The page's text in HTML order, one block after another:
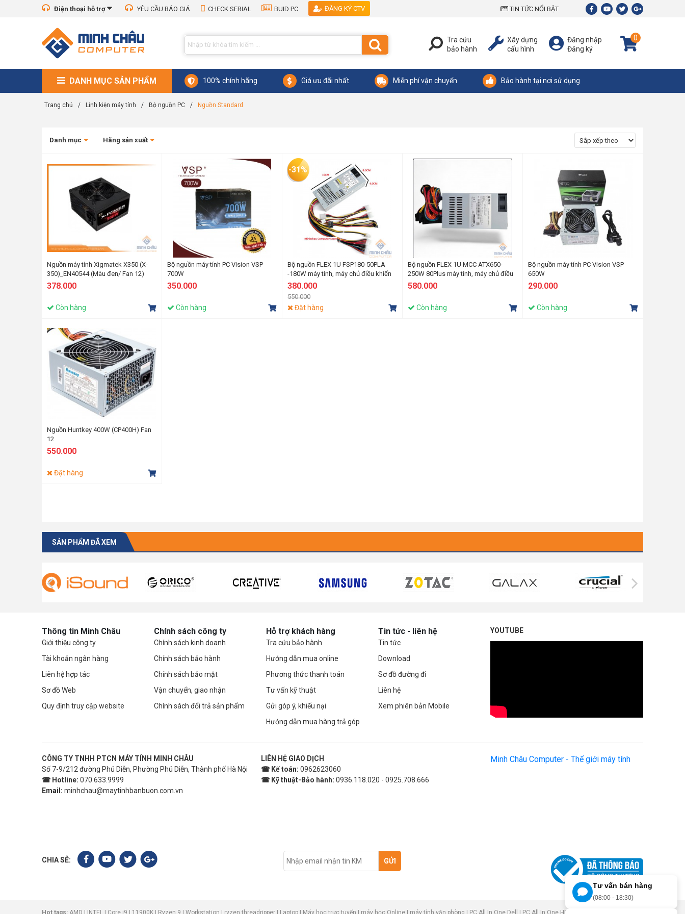
Điện thoại hỗ trợ YÊU CẦU BÁO GIÁ CHECK SERIAL BUID PC ĐĂNG KÝ CTV TIN TỨC NỔI BẬT
Tra cứu
bảo hành
Xây dựng
cấu hình
Đăng nhập
Đăng ký
0
DANH MỤC SẢN PHẨM 100% chính hãng Giá ưu đãi nhất Miễn phí vận chuyển Bảo hành tại nơi sử dụng
Trang chủ / Linh kiện máy tính / Bộ nguồn PC / Nguồn Standard
Danh mục Hãng sản xuất
Nguồn máy tính Xigmatek X350 (X-
350)_EN40544 (Màu đen/ Fan 12)
378.000
Còn hàng
Bộ nguồn máy tính PC Vision VSP
700W
350.000
Còn hàng
Bộ nguồn FLEX 1U FSP180-50PLA
-180W máy tính, máy chủ điều khiển
công nghiệp, NAS
380.000
550.000
-31%
Đặt hàng
Bộ nguồn FLEX 1U MCC ATX650-
250W 80Plus máy tính, máy chủ điều
khiển công nghiệp, NAS
580.000
Còn hàng
Bộ nguồn máy tính PC Vision VSP
650W
290.000
Còn hàng
Nguồn Huntkey 400W (CP400H) Fan
12
550.000
Đặt hàng
SẢN PHẨM ĐÃ XEM
Thông tin Minh Châu
Giới thiệu công ty
Tài khoản ngân hàng
Liên hệ hợp tác
Sơ đồ Web
Quy định truy cập website
Chính sách công ty
Chính sách kinh doanh
Chính sách bảo hành
Chính sách bảo mật
Vận chuyển, giao nhận
Chính sách đổi trả sản phẩm
Hỗ trợ khách hàng
Tra cứu bảo hành
Hướng dẫn mua online
Phương thức thanh toán
Tư vấn kỹ thuật
Gửi góp ý, khiếu nại
Hướng dẫn mua hàng trả góp
Tin tức - liên hệ
Tin tức
Download
Sơ đồ đường đi
Liên hệ
Xem phiên bản Mobile
YOUTUBE
CÔNG TY TNHH PTCN MÁY TÍNH MINH CHÂU
Số 7-9/212 đường Phú Diễn, Phường Phú Diễn, Thành phố Hà Nội
☎ Hotline: 070.633.9999
Email: minhchau@maytinhbanbuon.com.vn
LIÊN HỆ GIAO DỊCH
☎ Kế toán: 0962623060
☎ Kỹ thuật-Bảo hành: 0936.118.020 - 0925.708.666
Minh Châu Computer - Thế giới máy tính
CHIA SẺ: GỬI
Hot tags: AMD | INTEL | Core i9 | 11900K | Ryzen 9 | Workstation | ryzen threadripper | Laptop | Máy học trực tuyến | máy học Online | máy tính văn phòng | PC All In One Dell | PC All In One HP
Tư vấn bán hàng
(08:00 - 18:30)